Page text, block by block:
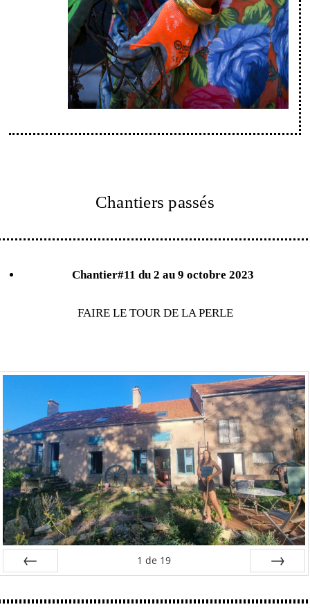
Chantiers passés
Chantier#11 du 2 au 9 octobre 2023
FAIRE LE TOUR DE LA PERLE
1 de 19